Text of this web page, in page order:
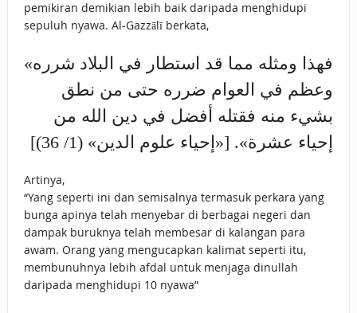
pemikiran demikian lebih baik daripada menghidupi
sepuluh nyawa. Al-Gazzālī berkata,
«فهذا ومثله مما قد استطار في البلاد شرره
وعظم في العوام ضرره حتى من نطق
بشيء منه فقتله أفضل في دين الله من
إحياء عشرة». [«إحياء علوم الدين» (1/ 36)]
Artinya,
“Yang seperti ini dan semisalnya termasuk perkara yang
bunga apinya telah menyebar di berbagai negeri dan
dampak buruknya telah membesar di kalangan para
awam. Orang yang mengucapkan kalimat seperti itu,
membunuhnya lebih afdal untuk menjaga dinullah
daripada menghidupi 10 nyawa”